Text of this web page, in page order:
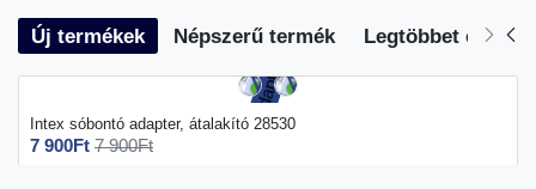
Új termékek Népszerű termék Legtöbbet eladott
Intex sóbontó adapter, átalakító 28530
7 900Ft 7 900Ft